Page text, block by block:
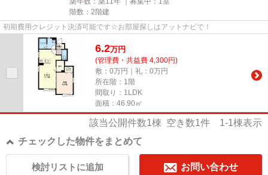
階数：2階建
初期費用クレジット決済可能です☆お部屋探しはアットナビで！
6.2万円
(管理費・共益費 4,300円)
敷：0万円｜礼：0万円
所在階：1階
間取り：1LDK
面積：46.90㎡
該当公開件数1棟 空き数1件 1-1棟表示
チェックした物件をまとめて
お問い合わせ
検討リストに追加